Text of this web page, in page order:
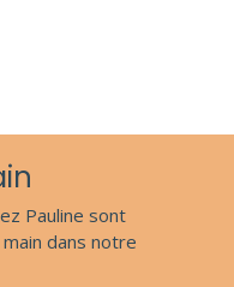
Pauline sont
dans notre